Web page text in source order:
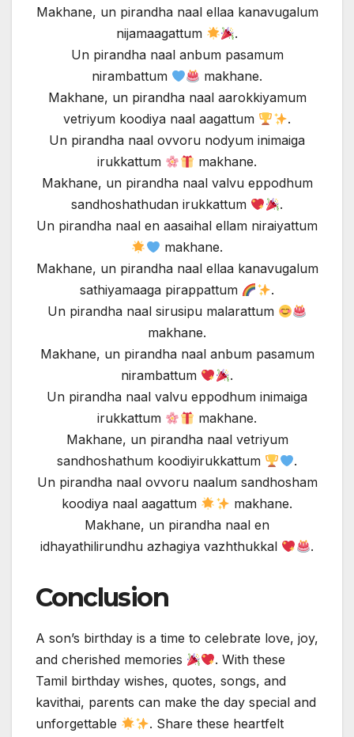
Makhane, un pirandha naal ellaa kanavugalum
nijamaagattum
.
Un pirandha naal anbum pasamum
nirambattum
makhane.
Makhane, un pirandha naal aarokkiyamum
vetriyum koodiya naal aagattum
.
Un pirandha naal ovvoru nodyum inimaiga
irukkattum
makhane.
Makhane, un pirandha naal valvu eppodhum
sandhoshathudan irukkattum
.
Un pirandha naal en aasaihal ellam niraiyattum
makhane.
Makhane, un pirandha naal ellaa kanavugalum
sathiyamaaga pirappattum
.
Un pirandha naal sirusipu malarattum
makhane.
Makhane, un pirandha naal anbum pasamum
nirambattum
.
Un pirandha naal valvu eppodhum inimaiga
irukkattum
makhane.
Makhane, un pirandha naal vetriyum
sandhoshathum koodiyirukkattum
.
Un pirandha naal ovvoru naalum sandhosham
koodiya naal aagattum
makhane.
Makhane, un pirandha naal en
idhayathilirundhu azhagiya vazhthukkal
.
Conclusion
A son’s birthday is a time to celebrate love, joy,
and cherished memories
. With these
Tamil birthday wishes, quotes, songs, and
kavithai, parents can make the day special and
unforgettable
. Share these heartfelt